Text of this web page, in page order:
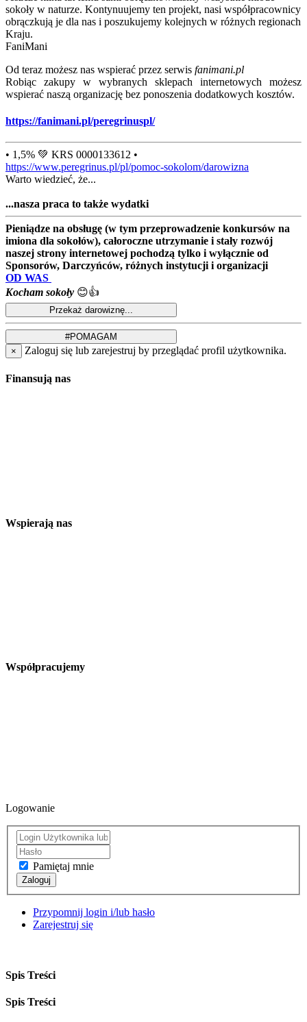
sokoły w naturze. Kontynuujemy ten projekt, nasi współpracownicy
obrączkują je dla nas i poszukujemy kolejnych w różnych regionach
Kraju.
FaniMani
Od teraz możesz nas wspierać przez serwis fanimani.pl
Robiąc zakupy w wybranych sklepach internetowych możesz
wspierać naszą organizację bez ponoszenia dodatkowych kosztów.
https://fanimani.pl/peregrinuspl/
• 1,5% 💚 KRS 0000133612 •
https://www.peregrinus.pl/pl/pomoc-sokolom/darowizna
Warto wiedzieć, że...
...nasza praca to także wydatki
Pieniądze na obsługę (w tym przeprowadzenie konkursów na
imiona dla sokołów), całoroczne utrzymanie i stały rozwój
naszej strony internetowej pochodzą tylko i wyłącznie od
Sponsorów, Darczyńców, różnych instytucji i organizacji
OD WAS
Kocham sokoły 😊👍
× Zaloguj się lub zarejestruj by przeglądać profil użytkownika.
Finansują nas
Wspierają nas
Współpracujemy
Logowanie
Pamiętaj mnie
Zaloguj
Przypomnij login i/lub hasło
Zarejestruj się
Spis Treści
Spis Treści